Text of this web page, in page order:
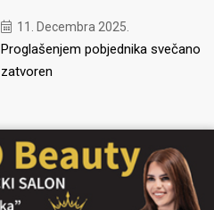
11. Decembra 2025.
Proglašenjem pobjednika svečano
zatvoren